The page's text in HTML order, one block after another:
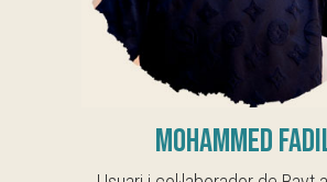
Mohammed